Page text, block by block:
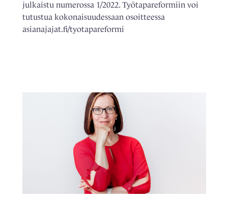
julkaistu numerossa 1/2022. Työtapa­reformiin voi
tutustua kokonaisuudessaan osoitteessa
asianajajat.fi/tyotapareformi